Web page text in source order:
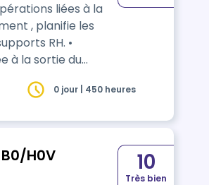
liées à la
les
RH. •
à la sortie du
0 jour | 450 heures
H0V 10
Très bien